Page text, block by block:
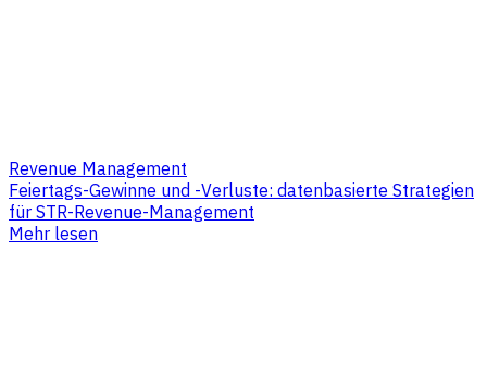
Revenue Management
Feiertags-Gewinne und -Verluste: datenbasierte Strategien
für STR-Revenue-Management
Mehr lesen